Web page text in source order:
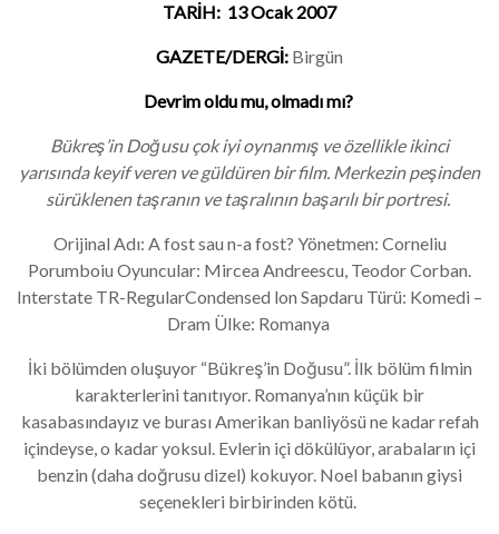
TARİH: 13 Ocak 2007
GAZETE/DERGİ: Birgün
Devrim oldu mu, olmadı mı?
Bükreş’in Doğusu çok iyi oynanmış ve özellikle ikinci
yarısında keyif veren ve güldüren bir film. Merkezin peşinden
sürüklenen taşranın ve taşralının başarılı bir portresi.
Orijinal Adı: A fost sau n-a fost? Yönetmen: Corneliu
Porumboiu Oyuncular: Mircea Andreescu, Teodor Corban.
Interstate TR-RegularCondensed lon Sapdaru Türü: Komedi –
Dram Ülke: Romanya
İki bölümden oluşuyor “Bükreş’in Doğusu”. İlk bölüm filmin
karakterlerini tanıtıyor. Romanya’nın küçük bir
kasabasındayız ve burası Amerikan banliyösü ne kadar refah
içindeyse, o kadar yoksul. Evlerin içi dökülüyor, arabaların içi
benzin (daha doğrusu dizel) kokuyor. Noel babanın giysi
seçenekleri birbirinden kötü.